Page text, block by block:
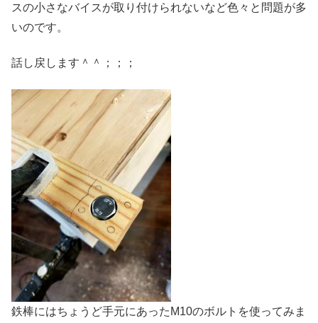
スの小さなバイスが取り付けられないなど色々と問題が多
いのです。
話し戻します＾＾；；；
鉄棒にはちょうど手元にあったM10のボルトを使ってみま